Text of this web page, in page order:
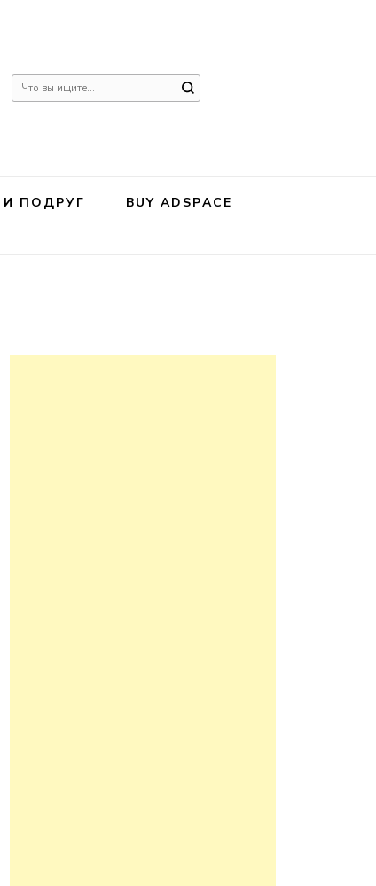
Ищите
ПОДРУГ
BUY ADSPACE